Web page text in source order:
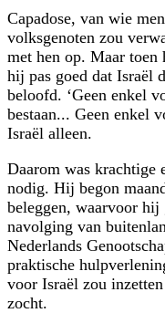
Capadose, van wie
volksgenoten zou
met hen op. Maar toen
hij pas goed dat Israël
beloofd. ‘Geen enkel
bestaan... Geen enkel
Israël alleen.
Daarom was krachtige
nodig. Hij begon
beleggen, waarvoor hij
navolging van
Nederlands
praktische
voor Israël zou
zocht.